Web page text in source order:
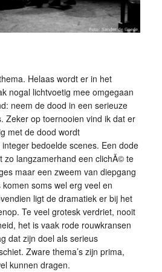
Helaas wordt er in het
nogal lichtvoetig mee omgegaan
neem de dood in een serieuze
Zeker op toernooien vind ik dat er
met de dood wordt
bedoelde scenes. Een dode
zo langzamerhand een clichÃ© te
maar een zweem van diepgang
soms wel erg veel en
ligt de dramatiek er bij het
Te veel grotesk verdriet, nooit
het is vaak rode rouwkransen
dat zijn doel als serieus
Zware thema’s zijn prima,
kunnen dragen.